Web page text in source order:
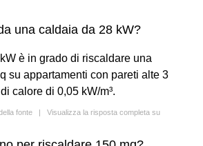
una caldaia da 28 kW?
è in grado di riscaldare una
su appartamenti con pareti alte 3
calore di 0,05 kW/m³.
fonte | Visualizza la risposta completa su